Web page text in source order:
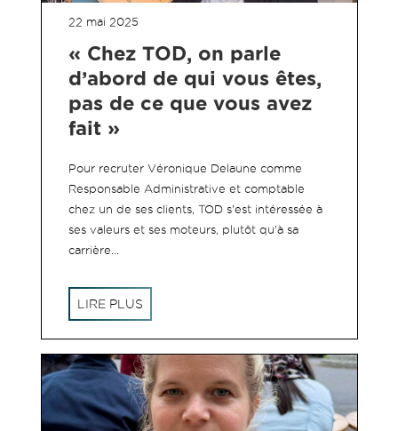
22 mai 2025
« Chez TOD, on parle
d’abord de qui vous êtes,
pas de ce que vous avez
fait »
Pour recruter Véronique Delaune comme
Responsable Administrative et comptable
chez un de ses clients, TOD s'est intéressée à
ses valeurs et ses moteurs, plutôt qu'à sa
carrière...
LIRE PLUS